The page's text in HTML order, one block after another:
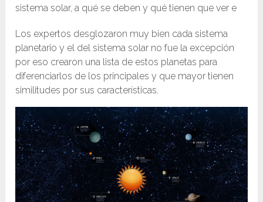
sistema solar, a qué se deben y qué tienen que ver e
Los expertos desglozaron muy bien cada sistema
planetario y el del sistema solar no fue la excepción
por eso crearon una lista de estos planetas para
diferenciarlos de los principales y que mayor tienen
similitudes por sus características.